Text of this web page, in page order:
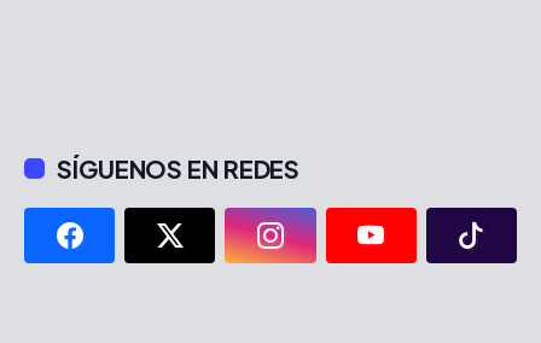
SÍGUENOS EN REDES